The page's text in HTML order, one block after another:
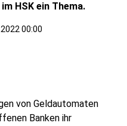
HSK ein Thema.
00:00
von Geldautomaten
Banken ihr